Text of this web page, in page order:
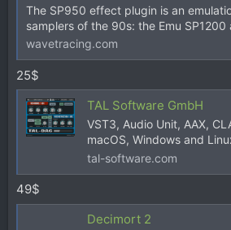
The SP950 effect plugin is an
samplers of the 90s: the Emu SP1200
wavetracing.com
25$
TAL Software GmbH
VST3, Audio Unit, AAX,
macOS, Windows and
tal-software.com
49$
Decimort 2